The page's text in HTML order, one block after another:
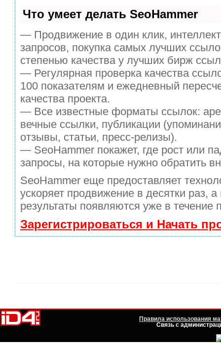
Что умеет делать SeoHammer
— Продвижение в один клик,
запросов, покупка самых лучших
степенью качества у лучших бирж
— Регулярная проверка качества
100 показателям и ежедневный
качества проекта.
— Все известные форматы ссылок:
вечные ссылки, публикации
отзывы, статьи, пресс-релизы).
— SeoHammer покажет, где рост или
запросы, на которые нужно обратить
SeoHammer еще предоставляет
ускоряет продвижение в десятки раз,
результаты появляются уже в течение
Зарегистрироваться и Начать
Правила использования
Связь с